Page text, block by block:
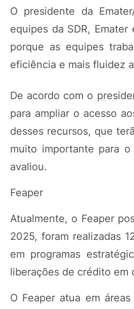
O presidente da
equipes da SDR,
porque as equipes
eficiência e mais fluidez
De acordo com o
para ampliar o acesso
desses recursos, que
muito importante para
avaliou.
Feaper
Atualmente, o Feaper
2025, foram realizadas
em programas
liberações de crédito em
O Feaper atua em